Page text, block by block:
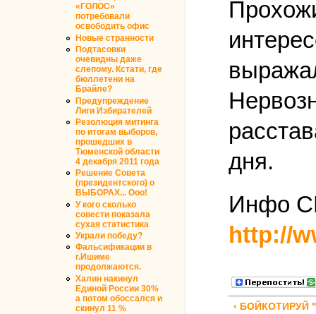
«ГОЛОС»
потребовали
освободить офис
Новые странности
Подтасовки
очевидны даже
слепому. Кстати, где
бюллетени на
Брайле?
Предупреждение
Лиги Избирателей
Резолюция митинга
по итогам выборов,
прошедших в
Тюменской области
4 декабря 2011 года
Решение Совета
(президентского) о
ВЫБОРАХ... Ооо!
У кого сколько
совести показала
сухая статистика
Украли победу?
Фальсификации в
г.Ишиме
продолжаются.
Халин накинул
Единой России 30%
а потом обоссался и
скинул 11 %
дня.
Инфо
http://
‹